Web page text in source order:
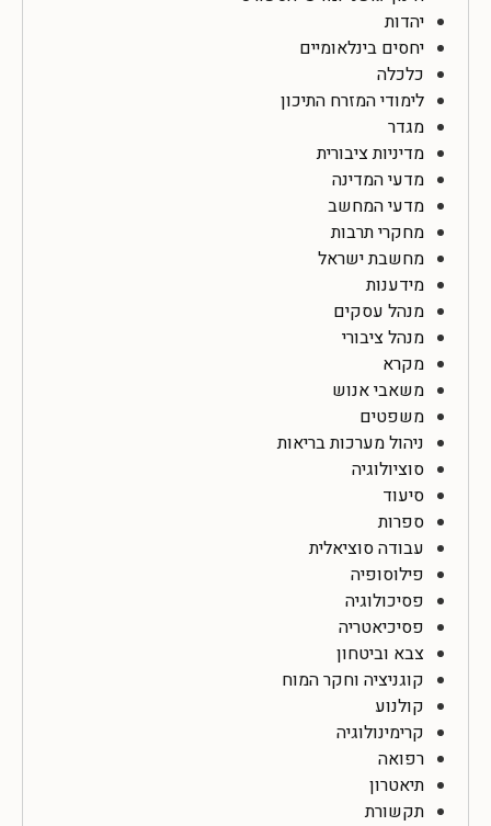
יהדות
יחסים בינלאומיים
כלכלה
לימודי המזרח התיכון
מגדר
מדיניות ציבורית
מדעי המדינה
מדעי המחשב
מחקרי תרבות
מחשבת ישראל
מידענות
מנהל עסקים
מנהל ציבורי
מקרא
משאבי אנוש
משפטים
ניהול מערכות בריאות
סוציולוגיה
סיעוד
ספרות
עבודה סוציאלית
פילוסופיה
פסיכולוגיה
פסיכיאטריה
צבא וביטחון
קוגניציה וחקר המוח
קולנוע
קרימינולוגיה
רפואה
תיאטרון
תקשורת